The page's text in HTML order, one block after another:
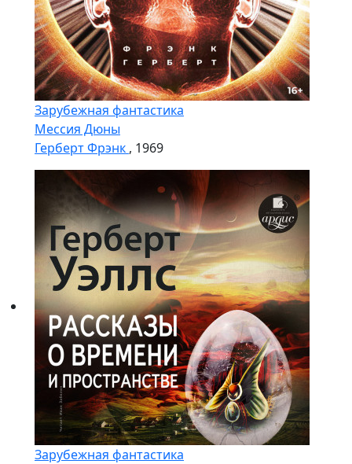
Зарубежная фантастика
Мессия Дюны
Герберт Фрэнк , 1969
Зарубежная фантастика